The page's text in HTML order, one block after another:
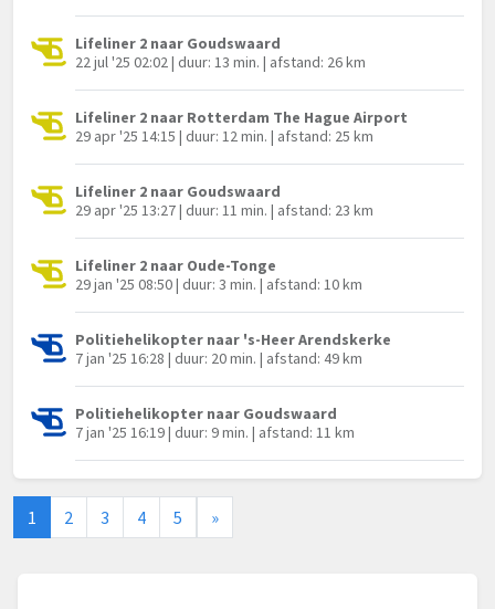
Lifeliner 2 naar Goudswaard
22 jul '25 02:02 | duur: 13 min. | afstand: 26 km
Lifeliner 2 naar Rotterdam The Hague Airport
29 apr '25 14:15 | duur: 12 min. | afstand: 25 km
Lifeliner 2 naar Goudswaard
29 apr '25 13:27 | duur: 11 min. | afstand: 23 km
Lifeliner 2 naar Oude-Tonge
29 jan '25 08:50 | duur: 3 min. | afstand: 10 km
Politiehelikopter naar 's-Heer Arendskerke
7 jan '25 16:28 | duur: 20 min. | afstand: 49 km
Politiehelikopter naar Goudswaard
7 jan '25 16:19 | duur: 9 min. | afstand: 11 km
1 2 3 4 5 »